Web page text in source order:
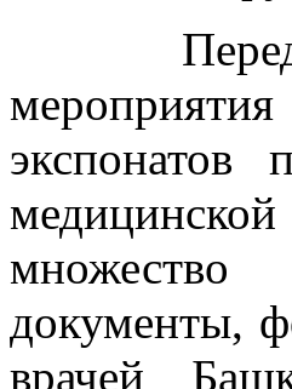
Перед
экспонатов
множество
документы,
врачей